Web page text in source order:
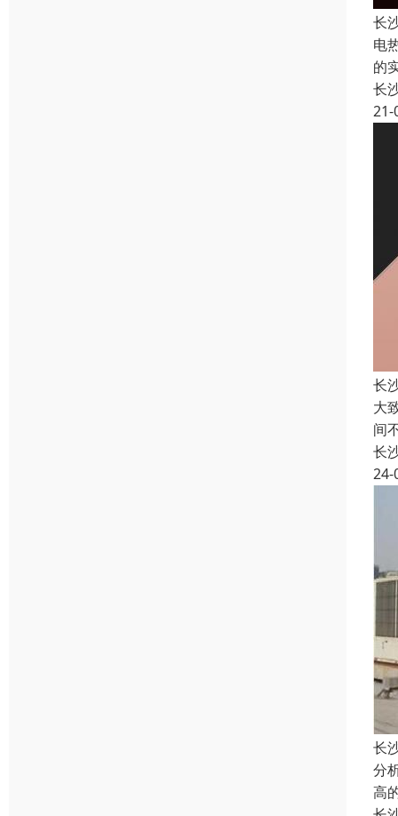
长
电
的
长
21-
长
大
间
长
24-
长
分
高